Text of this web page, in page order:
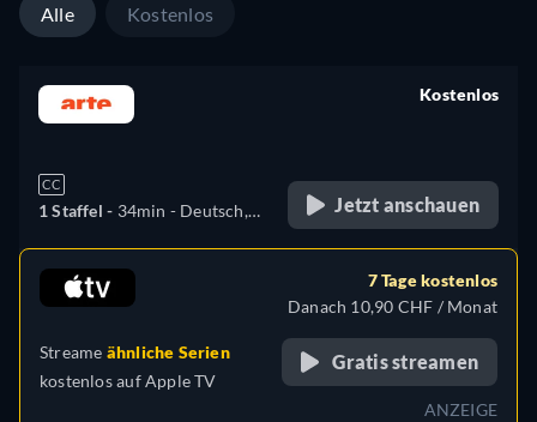
Alle Kostenlos
CC
1 Staffel - 34min - Deutsch,
Kostenlos
Jetzt anschauen
Streame ähnliche Serien
kostenlos aufApple TV
7 Tage kostenlos
Danach 10,90 CHF / Monat
Gratis streamen
ANZEIGE